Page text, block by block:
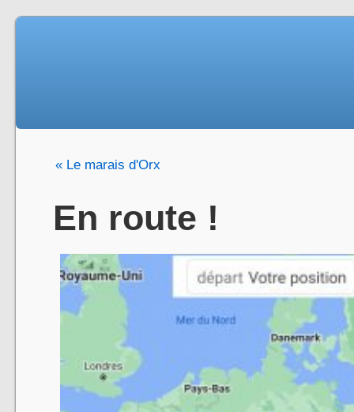
« Le marais d'Orx
En route !